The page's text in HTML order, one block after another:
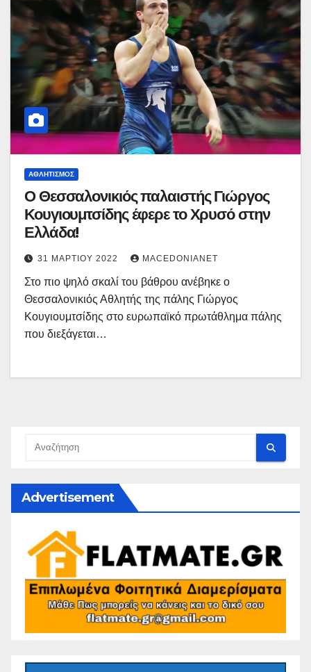
ΑΘΛΗΤΙΣΜΌΣ
Ο Θεσσαλονικιός παλαιστής Γιώργος
Κουγιουμτσίδης έφερε το Χρυσό στην
Ελλάδα!
31 ΜΑΡΤΊΟΥ 2022 MACEDONIANET
Στο πιο ψηλό σκαλί του βάθρου ανέβηκε ο
Θεσσαλονικιός Αθλητής της πάλης Γιώργος
Κουγιουμτσίδης στο ευρωπαϊκό πρωτάθλημα πάλης
που διεξάγεται…
Advertisement